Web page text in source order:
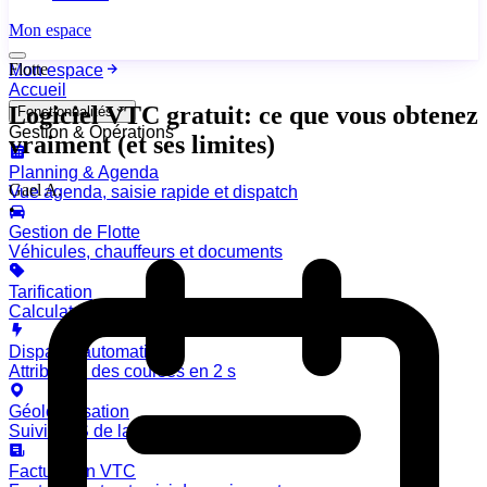
Mon espace
Mon espace
Accueil
Fonctionnalités
Gestion & Opérations
Planning & Agenda
Vue agenda, saisie rapide et dispatch
Gestion de Flotte
Véhicules, chauffeurs et documents
Tarification
Calculateur de prix et zones
Dispatch automatique
Attribution des courses en 2 s
Géolocalisation
Suivi GPS de la flotte en temps réel
Facturation VTC
Flotte
Logiciel VTC gratuit: ce que vous obtenez
vraiment (et ses limites)
Gael A.
•